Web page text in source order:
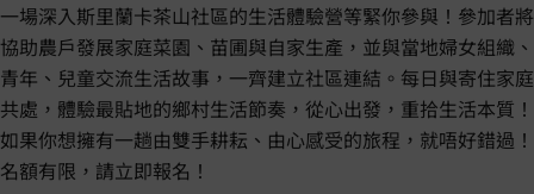
一場深入斯里蘭卡茶山社區的生活體驗營等緊你參與！參加者將
協助農戶發展家庭菜園、苗圃與自家生產，並與當地婦女組織、
青年、兒童交流生活故事，一齊建立社區連結。每日與寄住家庭
共處，體驗最貼地的鄉村生活節奏，從心出發，重拾生活本質！
如果你想擁有一趟由雙手耕耘、由心感受的旅程，就唔好錯過！
名額有限，請立即報名！